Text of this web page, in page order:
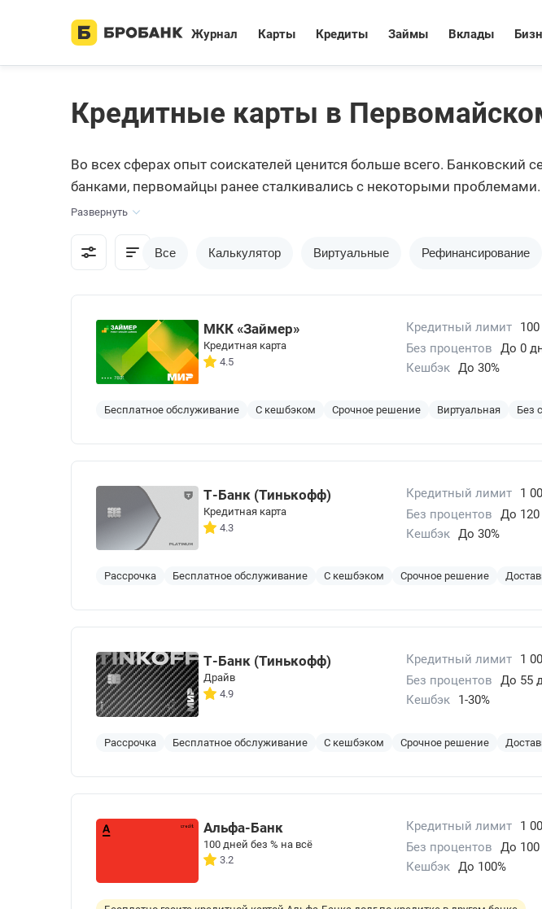
Журнал Карты Кредиты Займы Вклады
Кредитные карты в
Во всех сферах опыт соискателей ценится больше всего. Банковский
банками, первомайцы ранее сталкивались с некоторыми
истории размещены в соответствующей категории на портале
Развернуть
Все Калькулятор Виртуальные Рефинансирование
МКК «Займер»
Кредитная карта
4.5
Кредитный лимит
Без процентов
До 0
Кешбэк До 30%
Бесплатное обслуживание С кешбэком Срочное решение Виртуальная Без
Т-Банк (Тинькофф)
Кредитная карта
4.3
Кредитный лимит 1
Без процентов
До 120
Кешбэк До 30%
Рассрочка Бесплатное обслуживание С кешбэком Срочное решение
Т-Банк (Тинькофф)
Драйв
4.9
Кредитный лимит 1
Без процентов
До 55
Кешбэк
1-30%
Рассрочка Бесплатное обслуживание С кешбэком Срочное решение
Альфа-Банк
100 дней без % на всё
3.2
Кредитный лимит 1
Без процентов
До
Кешбэк
До 100%